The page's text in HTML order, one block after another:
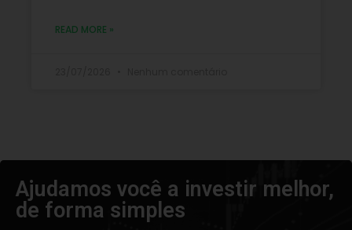
READ MORE »
Ajudamos você a investir melhor,
de forma simples​